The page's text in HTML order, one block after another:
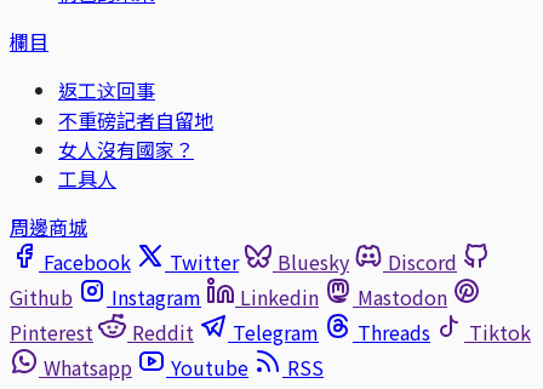
欄目
返工这回事
不重磅記者自留地
女人沒有國家？
工具人
周邊商城
Facebook
Twitter Bluesky
Discord
Github
Instagram Linkedin
Mastodon
Pinterest
Reddit Telegram Threads
Tiktok
Whatsapp
Youtube
RSS